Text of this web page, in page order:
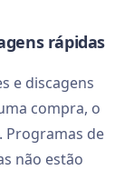
rápidas
e discagens
compra, o
Programas de
não estão